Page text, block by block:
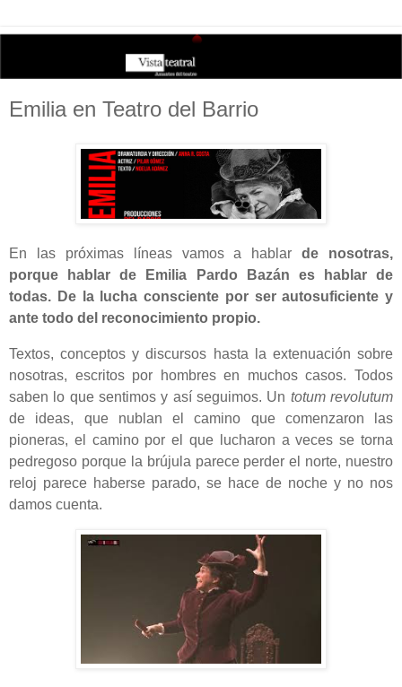
Emilia en Teatro del Barrio
En las próximas líneas vamos a hablarde nosotras,
porque hablar de Emilia Pardo Bazán es hablar de
todas. De la lucha consciente por ser autosuficiente y
ante todo del reconocimiento propio.
Textos, conceptos y discursos hasta la extenuación sobre
nosotras, escritos por hombres en muchos casos. Todos
saben lo que sentimos y así seguimos. Un totum revolutum
de ideas, que nublan el camino que comenzaron las
pioneras, el camino por el que lucharon a veces se torna
pedregoso porque la brújula parece perder el norte, nuestro
reloj parece haberse parado, se hace de noche y no nos
damos cuenta.